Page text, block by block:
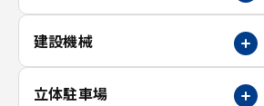
建設機械
立体駐車場